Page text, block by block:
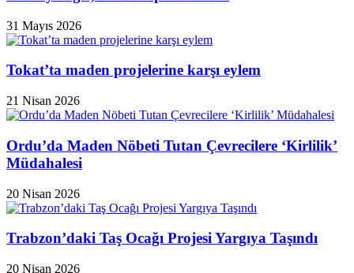
31 Mayıs 2026
Tokat’ta maden projelerine karşı eylem
21 Nisan 2026
Ordu’da Maden Nöbeti Tutan Çevrecilere ‘Kirlilik’
Müdahalesi
20 Nisan 2026
Trabzon’daki Taş Ocağı Projesi Yargıya Taşındı
20 Nisan 2026